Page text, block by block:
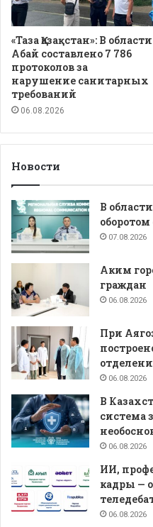
«Таза Қазақстан»: В области
Абай составлено 7 786
протоколов за
нарушение санитарных
требований
06.08.2026
Новости
В
07.08.2026
Аким
граждан
06.08.2026
При
06.08.2026
В
система
06.08.2026
ИИ,
кадры —
06.08.2026